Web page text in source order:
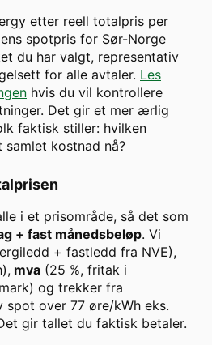
etter reell totalpris per
spotpris for Sør-Norge
du har valgt, representativ
for alle avtaler. Les
hvis du vil kontrollere
Det gir et mer ærlig
faktisk stiller: hvilken
kostnad nå?
i et prisområde, så det som
+ fast månedsbeløp. Vi
+ fastledd fra NVE),
mva (25 %, fritak i
og trekker fra
spot over 77 øre/kWh eks.
gir tallet du faktisk betaler.